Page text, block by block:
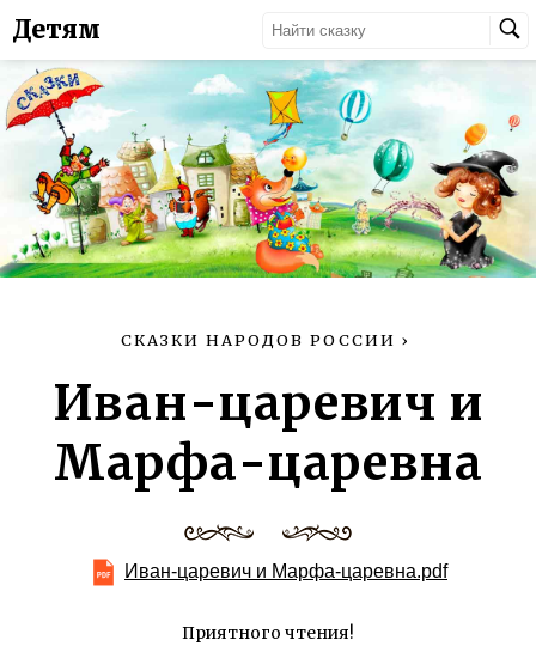
Детям
СКАЗКИ НАРОДОВ РОССИИ ›
Иван-царевич и
Марфа-царевна
Иван-царевич и Марфа-царевна.pdf
Приятного чтения!